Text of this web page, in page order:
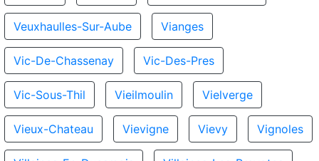
Veuxhaulles-Sur-Aube Vianges
Vic-De-Chassenay Vic-Des-Pres
Vic-Sous-Thil Vieilmoulin Vielverge
Vieux-Chateau Vievigne Vievy Vignoles